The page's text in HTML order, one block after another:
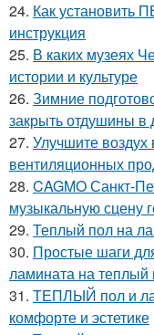
24. Как установить
инструкция
25. В каких музеях
истории и культуре
26. Зимние
закрыть отдушины в
27. Улучшите
вентиляционных
28. CAGMO Санкт-
музыкальную сцену
29. Теплый пол на
30. Простые шаги
ламината на теплый
31. ТЕПЛЫЙ пол и
комфорте и эстетике